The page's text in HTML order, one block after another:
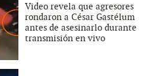
Video revela que agresores
rondaron a César Gastélum
antes de asesinarlo durante
transmisión en vivo